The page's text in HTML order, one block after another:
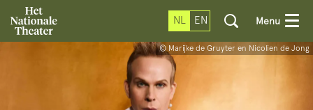
NL EN Menu
© Marijke de Gruyter en Nicolien de Jong